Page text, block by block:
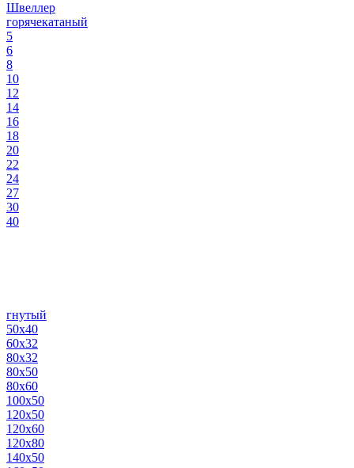
Швеллер
горячекатаный
5
6
8
10
12
14
16
18
20
22
24
27
30
40
гнутый
50х40
60х32
80х32
80х50
80х60
100х50
120х50
120х60
120х80
140х50